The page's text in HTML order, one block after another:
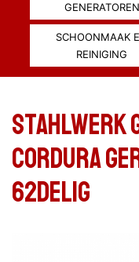
GENERATOREN
SCHOONMAAK
REINIGING
Stahlwerk
Cordura
62delig